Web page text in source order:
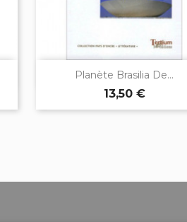
Planète Brasilia De...
13,50 €
Aperçu rapide